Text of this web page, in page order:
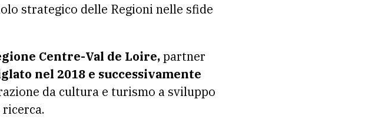
strategico delle Regioni nelle sfide
Centre-Val de Loire,partner
nel 2018 e successivamente
da cultura e turismo a sviluppo